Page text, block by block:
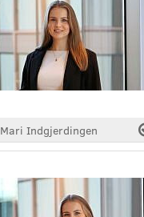
Mari Indgjerdingen